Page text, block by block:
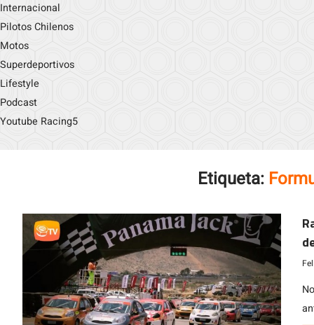
Internacional
Pilotos Chilenos
Motos
Superdeportivos
Lifestyle
Podcast
Youtube Racing5
Etiqueta: